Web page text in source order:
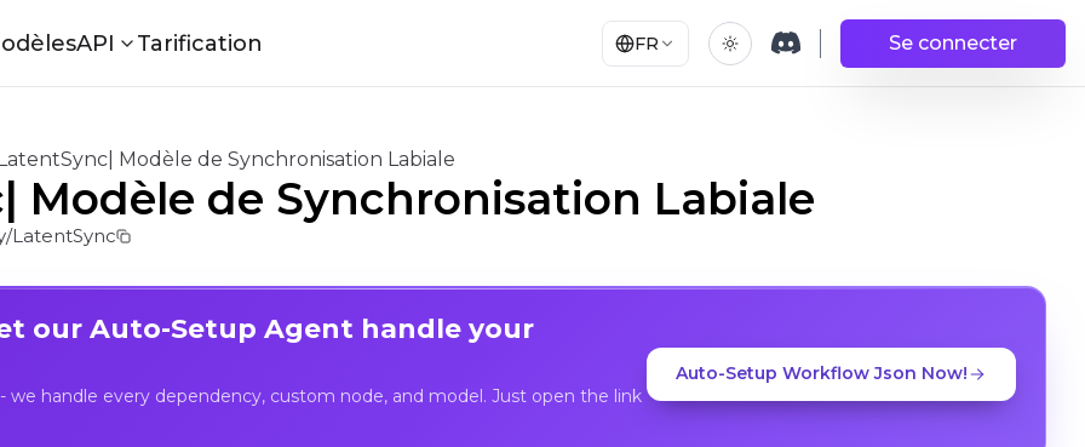
API Tarification FR Se connecter
Modèle de Synchronisation Labiale
Modèle de Synchronisation Labiale
LatentSync
our Auto-Setup Agent handle your
we handle every dependency, custom node, and model. Just open the link
Auto-Setup Workflow Json Now!